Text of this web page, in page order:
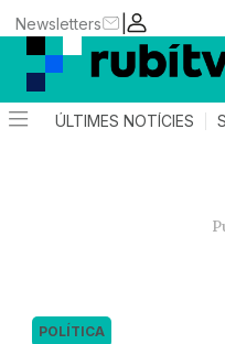
|
Newsletters
ÚLTIMES NOTÍCIES
POLÍTICA